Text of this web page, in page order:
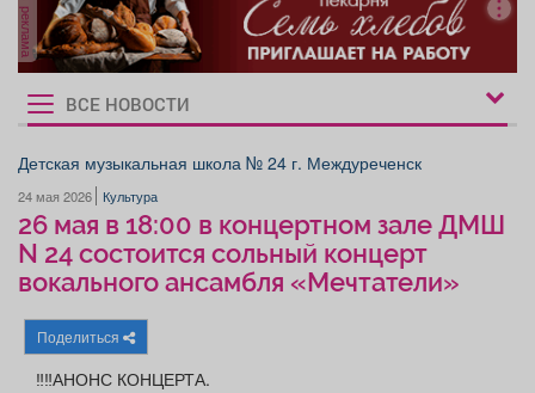
Объявления Недвижимость Услуги
Работа Компании
Афиша
реклама
Рукбрики
новостей
ВСЕ НОВОСТИ
Детская музыкальная школа № 24 г. Междуреченск
24 мая 2026 Культура
26 мая в 18:00 в концертном зале ДМШ
N 24 состоится сольный концерт
вокального ансамбля «Мечтатели»
Поделиться
‼️‼️АНОНС КОНЦЕРТА.